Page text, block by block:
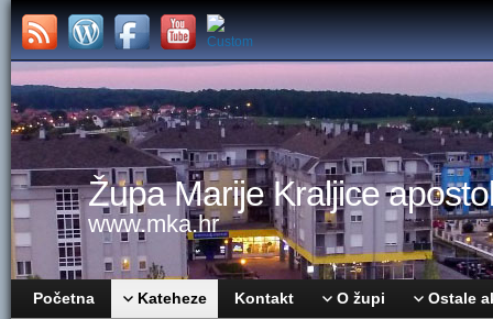
Župa Marije Kraljice
www.mka.hr
Početna Kateheze Kontakt O župi Ostale